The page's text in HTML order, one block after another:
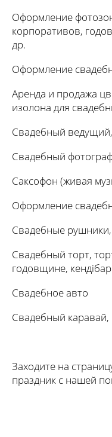
Оформление
корпоративов,
др.
Оформление
Аренда и продажа
изолона для
Свадебный
Свадебный
Саксофон (живая
Оформление
Свадебные
Свадебный торт,
годовщине, кендібар
Свадебное авто
Свадебный
Заходите на
праздник с нашей